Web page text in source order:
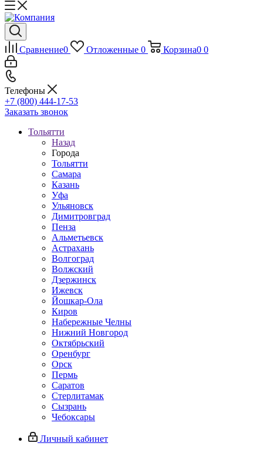
Сравнение0 Отложенные 0 Корзина0 0
Телефоны
+7 (800) 444-17-53
Заказать звонок
Тольятти
Назад
Города
Тольятти
Самара
Казань
Уфа
Ульяновск
Димитровград
Пенза
Альметьевск
Астрахань
Волгоград
Волжский
Дзержинск
Ижевск
Йошкар-Ола
Киров
Набережные Челны
Нижний Новгород
Октябрьский
Оренбург
Орск
Пермь
Саратов
Стерлитамак
Сызрань
Чебоксары
Личный кабинет